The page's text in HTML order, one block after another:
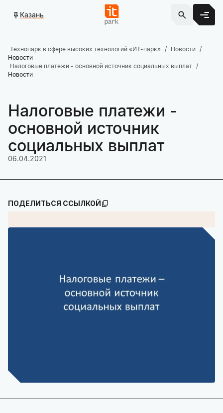
Казань
Технопарк в сфере высоких технологий «ИТ-парк»
Новости
Новости
Налоговые платежи - основной источник социальных выплат
Новости
Налоговые платежи -
основной источник
социальных выплат
06.04.2021
ПОДЕЛИТЬСЯ ССЫЛКОЙ